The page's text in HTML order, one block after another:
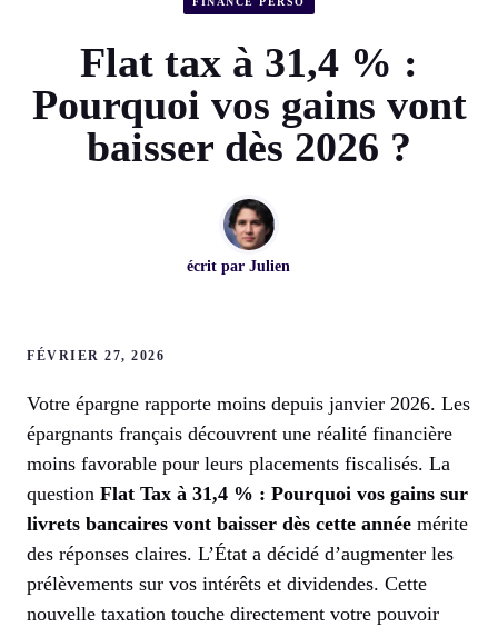
Flat tax à 31,4 % :
Pourquoi vos gains vont
baisser dès 2026 ?
écrit par Julien
FÉVRIER 27, 2026
Votre épargne rapporte moins depuis janvier 2026. Les
épargnants français découvrent une réalité financière
moins favorable pour leurs placements fiscalisés. La
question Flat Tax à 31,4 % : Pourquoi vos gains sur
livrets bancaires vont baisser dès cette année mérite
des réponses claires. L’État a décidé d’augmenter les
prélèvements sur vos intérêts et dividendes. Cette
nouvelle taxation touche directement votre pouvoir